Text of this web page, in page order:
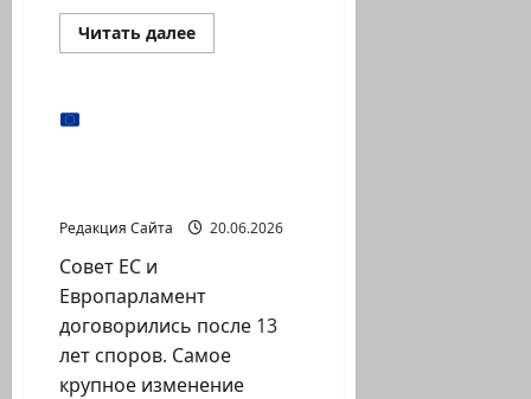
Читать далееПрочитать
больше
Новости из стран
Редакция Сайта 20.06.2026
Совет ЕС и
Европарламент
договорились после 13
лет споров. Самое
крупное изменение